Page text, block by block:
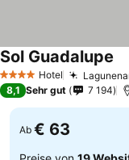
4 Sterne Hotel
Sol Guadalupe
8,1 Sehr gut 7 194
Ab € 63